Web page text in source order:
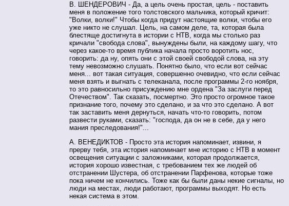
В. ШЕНДЕРОВИЧ - Да, а цель очень простая, цель - поставить
меня в положение того толстовского мальчика, который кричит:
"Волки, волки!" Чтобы когда придут настоящие волки, чтобы его
уже никто не слушал. Цель, на самом деле, та, которая была
блестяще достигнута в истории с НТВ, когда мы столько раз
кричали "свобода слова", вынуждены были, на каждому шагу, что
через какое-то время публика начала просто воротить нос,
говорить: да ну, опять они с этой своей свободой слова, на эту
тему невозможно слушать. Понятно было, что если вот сейчас
меня... вот такая ситуация, совершенно очевидно, что если сейчас
меня взять и выгнать с телеканала, после программы 2-го ноября,
то это равносильно присуждению мне ордена "За заслуги перед
Отечеством". Так сказать, посмертно. Это просто огромное такое
признание того, почему это сделано, и за что это сделано. А вот
так заставить меня дернуться, начать что-то говорить, потом
развести руками, сказать: "господа, да он не в себе, да у него
мания преследования!"...
А. ВЕНЕДИКТОВ - Просто эта история напоминает, извини, я
прерву тебя, эта история напоминает мне историю с НТВ в момент
освещения ситуации с заложниками, которая продолжается,
история хорошо известная, с требованием тех же людей об
отстранении Шустера, об отстранении Парфенова, которые тоже
пока ничем не кончились. Тоже как бы были даны некие сигналы, но
люди на местах, люди работают, программы выходят. Но есть
некая система в этом.